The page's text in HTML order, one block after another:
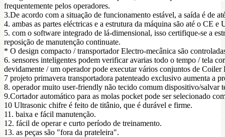
frequentemente pelos operadores.
3.De acordo com a situação de funcionamento estável, a saída é de
4. ambas as partes eléctricas e a estrutura da máquina são até o CE
5. com o software integrado de lá-dimensional, isso certifique-se a
reposição de manutenção continuate.
* O design compacto / transportador Electro-mecânica são
6. sensores inteligentes podem verificar avarias todo o tempo / tela
devidamente / um operador pode executar vários conjuntos de
7 projeto primavera transportadora patenteado exclusivo aumenta a
8. operador muito user-friendly não tecido comum dispositivo/salvar
9.Cortador automático para as molas pocket pode ser selecionado
10 Ultrasonic chifre é feito de titânio, que é durável e firme.
11. baixa e fácil manutenção.
12. fácil de operar e curto período de treinamento.
13. as peças são "fora da prateleira".